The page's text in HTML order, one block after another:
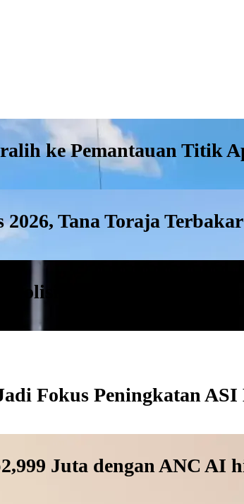
ke Pemantauan Titik
Tana Toraja
Amankan Tiga Pelaku
Fokus Peningkatan
Juta dengan ANC AI